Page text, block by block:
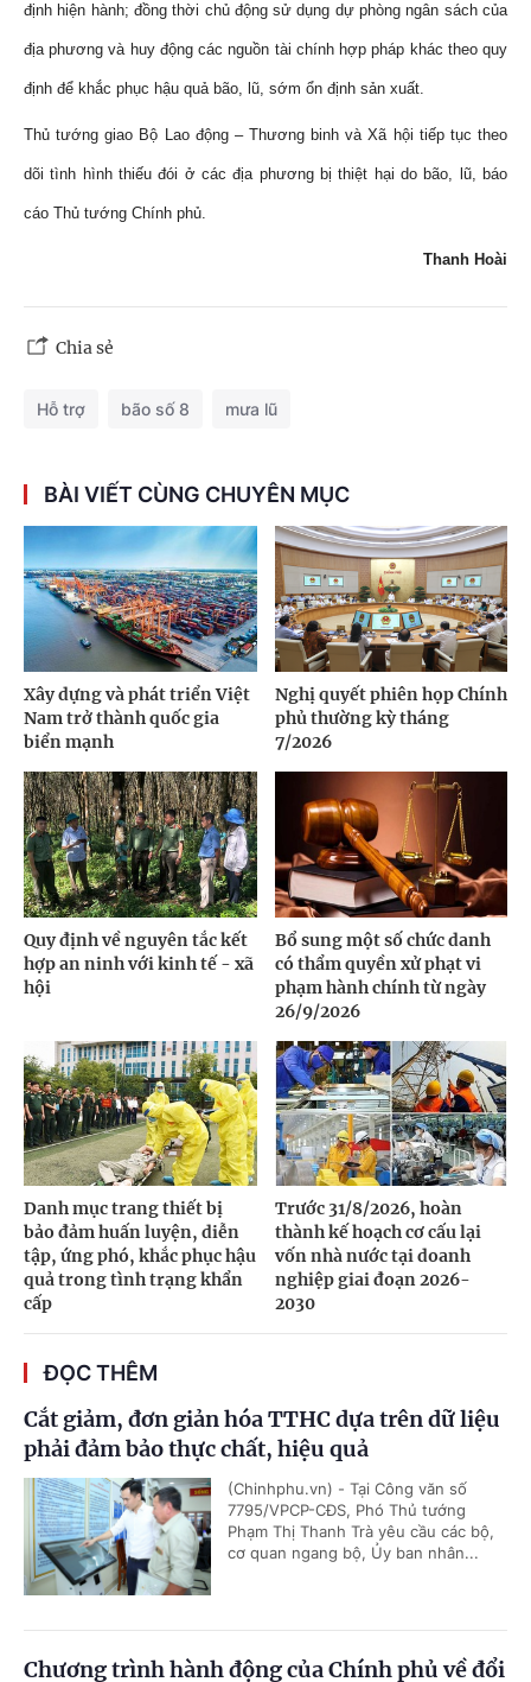
định hiện hành; đồng thời chủ động sử dụng dự phòng ngân sách của
địa phương và huy động các nguồn tài chính hợp pháp khác theo quy
định để khắc phục hậu quả bão, lũ, sớm ổn định sản xuất.
Thủ tướng giao Bộ Lao động – Thương binh và Xã hội tiếp tục theo
dõi tình hình thiếu đói ở các địa phương bị thiệt hại do bão, lũ, báo
cáo Thủ tướng Chính phủ.
Thanh Hoài
Chia sẻ
Hỗ trợ bão số 8 mưa lũ
BÀI VIẾT CÙNG CHUYÊN MỤC
Xây dựng và phát triển Việt
Nam trở thành quốc gia
biển mạnh
Nghị quyết phiên họp Chính
phủ thường kỳ tháng
7/2026
Quy định về nguyên tắc kết
hợp an ninh với kinh tế - xã
hội
Bổ sung một số chức danh
có thẩm quyền xử phạt vi
phạm hành chính từ ngày
26/9/2026
Danh mục trang thiết bị
bảo đảm huấn luyện, diễn
tập, ứng phó, khắc phục hậu
quả trong tình trạng khẩn
cấp
Trước 31/8/2026, hoàn
thành kế hoạch cơ cấu lại
vốn nhà nước tại doanh
nghiệp giai đoạn 2026-
2030
ĐỌC THÊM
Cắt giảm, đơn giản hóa TTHC dựa trên dữ liệu
phải đảm bảo thực chất, hiệu quả
(Chinhphu.vn) - Tại Công văn số
7795/VPCP-CĐS, Phó Thủ tướng
Phạm Thị Thanh Trà yêu cầu các bộ,
cơ quan ngang bộ, Ủy ban nhân...
Chương trình hành động của Chính phủ về đổi